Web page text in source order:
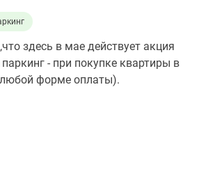
здесь в мае действует акция
- при покупке квартиры в
форме оплаты).